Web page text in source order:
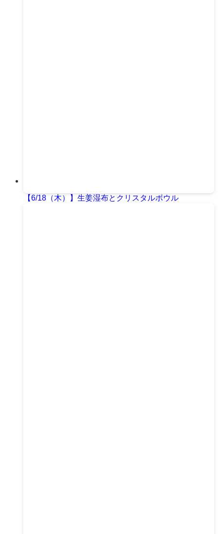
【6/18（木）】生姜湿布とクリスタルボウル